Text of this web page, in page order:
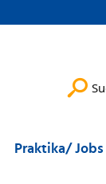
Praktika/ Jobs